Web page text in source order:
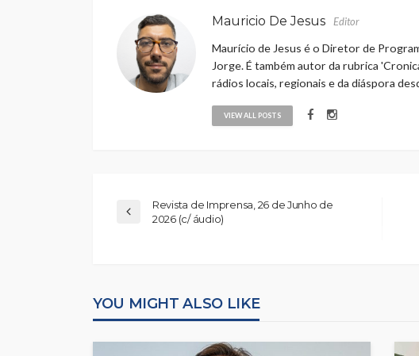
Mauricio De Jesus Editor
Maurício de Jesus é o Diretor de
Jorge. É também autor da rubrica
rádios locais, regionais e da diáspora
VIEW ALL POSTS
Revista de Imprensa, 26 de Junho de
2026 (c/ áudio)
YOU MIGHT ALSO LIKE